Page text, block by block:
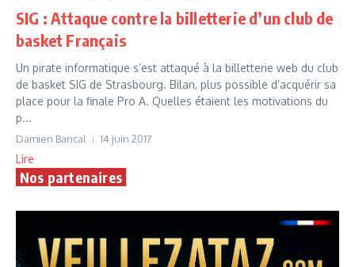
SIG : Attaque contre la billetterie d’un club de
basket Français
Un pirate informatique s’est attaqué à la billetterie web du club
de basket SIG de Strasbourg. Bilan, plus possible d’acquérir sa
place pour la finale Pro A. Quelles étaient les motivations du
p...
Damien Bancal 14 juin 2017
Lire
Nos partenaires